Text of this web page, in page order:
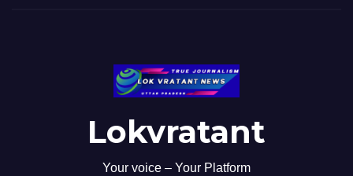
Lokvratant
Your voice – Your Platform